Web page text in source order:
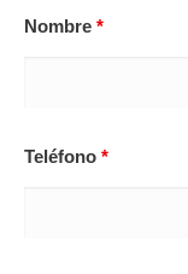
Nombre *
Teléfono *